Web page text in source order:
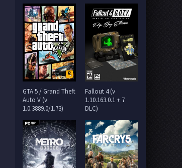
GTA 5 / Grand Theft
Auto V (v
1.0.3889.0/1.73)
Fallout 4 (v
1.10.163.0.1 + 7
DLC)